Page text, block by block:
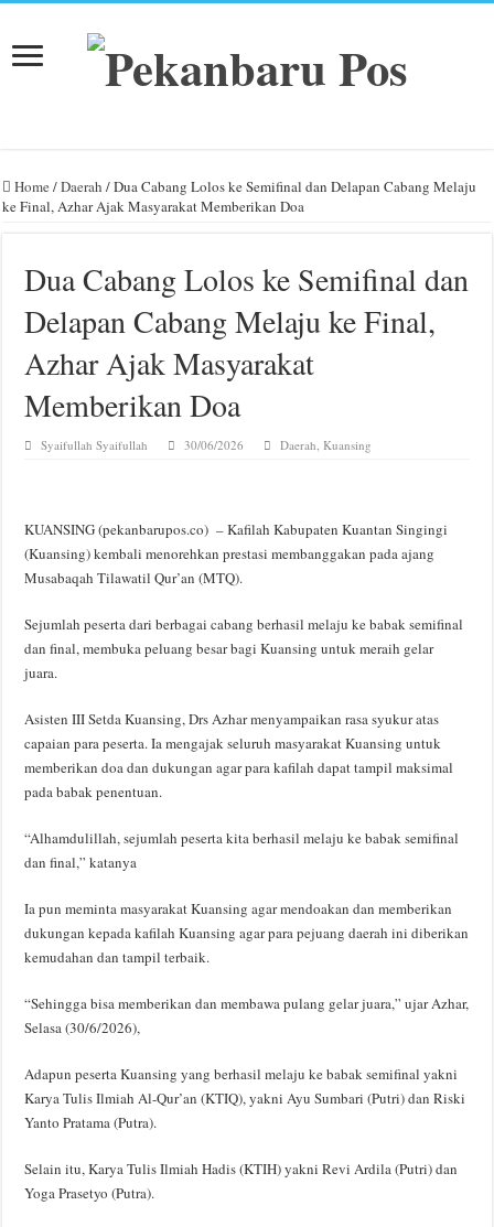
Home /Daerah /Dua Cabang Lolos ke Semifinal dan Delapan Cabang Melaju
ke Final, Azhar Ajak Masyarakat Memberikan Doa
Dua Cabang Lolos ke Semifinal dan
Delapan Cabang Melaju ke Final,
Azhar Ajak Masyarakat
Memberikan Doa
Syaifullah Syaifullah 30/06/2026 Daerah Kuansing
KUANSING (pekanbarupos.co) – Kafilah Kabupaten Kuantan Singingi
(Kuansing) kembali menorehkan prestasi membanggakan pada ajang
Musabaqah Tilawatil Qur’an (MTQ).
Sejumlah peserta dari berbagai cabang berhasil melaju ke babak semifinal
dan final, membuka peluang besar bagi Kuansing untuk meraih gelar
juara.
Asisten III Setda Kuansing, Drs Azhar menyampaikan rasa syukur atas
capaian para peserta. Ia mengajak seluruh masyarakat Kuansing untuk
memberikan doa dan dukungan agar para kafilah dapat tampil maksimal
pada babak penentuan.
“Alhamdulillah, sejumlah peserta kita berhasil melaju ke babak semifinal
dan final,” katanya
Ia pun meminta masyarakat Kuansing agar mendoakan dan memberikan
dukungan kepada kafilah Kuansing agar para pejuang daerah ini diberikan
kemudahan dan tampil terbaik.
“Sehingga bisa memberikan dan membawa pulang gelar juara,” ujar Azhar,
Selasa (30/6/2026),
Adapun peserta Kuansing yang berhasil melaju ke babak semifinal yakni
Karya Tulis Ilmiah Al-Qur’an (KTIQ), yakni Ayu Sumbari (Putri) dan Riski
Yanto Pratama (Putra).
Selain itu, Karya Tulis Ilmiah Hadis (KTIH) yakni Revi Ardila (Putri) dan
Yoga Prasetyo (Putra).